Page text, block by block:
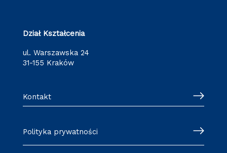
Dział Kształcenia
ul. Warszawska 24
31-155 Kraków
Kontakt
Polityka prywatności